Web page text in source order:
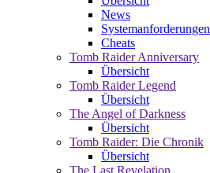
News
Systemanforderungen
Cheats
Tomb Raider Anniversary
Übersicht
Tomb Raider Legend
Übersicht
The Angel of Darkness
Übersicht
Tomb Raider: Die Chronik
Übersicht
The Last Revelation